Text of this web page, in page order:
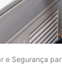
e Segurança